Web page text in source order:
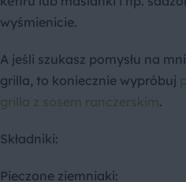
wyśmienicie.
A jeśli szukasz pomysłu na
grilla, to koniecznie wypróbuj
grilla z sosem ranczerskim.
Składniki:
Pieczone ziemniaki: